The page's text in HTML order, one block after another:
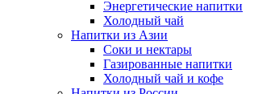
Энергетические напитки
Холодный чай
Напитки из Азии
Соки и нектары
Газированные напитки
Холодный чай и кофе